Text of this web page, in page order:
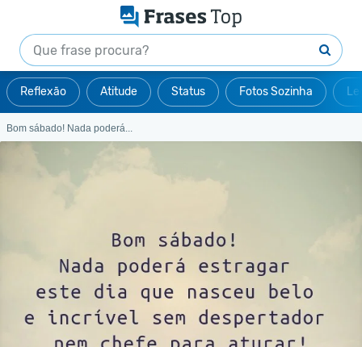
Reflexão Atitude Status Fotos Sozinha
Bom sábado! Nada poderá...